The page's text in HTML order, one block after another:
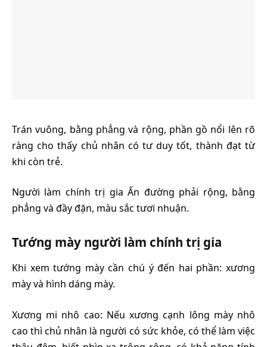
Trán vuông, bằng phẳng và rộng, phần gồ nổi lên rõ
ràng cho thấy chủ nhân có tư duy tốt, thành đạt từ
khi còn trẻ.
Người làm chính trị gia Ấn đường phải rộng, bằng
phẳng và đầy đặn, màu sắc tươi nhuận.
Tướng mày người làm chính trị gia
Khi xem tướng mày cần chú ý đến hai phần: xương
mày và hình dáng mày.
Xương mi nhô cao: Nếu xương cạnh lông mày nhô
cao thì chủ nhân là người có sức khỏe, có thể làm việc